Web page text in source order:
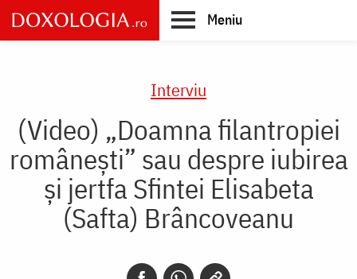
Skip
to
main
Meniu
Interviu
(Video) „Doamna filantropiei
românești” sau despre iubirea
și jertfa Sfintei Elisabeta
(Safta) Brâncoveanu